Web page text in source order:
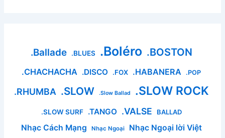
.Ballade .BLUES .Boléro .BOSTON
.CHACHACHA .DISCO .FOX .HABANERA .POP
.RHUMBA .SLOW .Slow Ballad .SLOW ROCK
.SLOW SURF .TANGO .VALSE BALLAD
Nhạc Cách Mạng Nhạc Ngoại Nhạc Ngoại lời Việt